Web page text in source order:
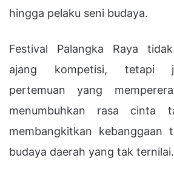
hingga pelaku seni budaya.
Festival Palangka Raya
ajang kompetisi, tetapi
pertemuan yang
menumbuhkan rasa cinta
membangkitkan kebanggaan
budaya daerah yang tak ternilai.